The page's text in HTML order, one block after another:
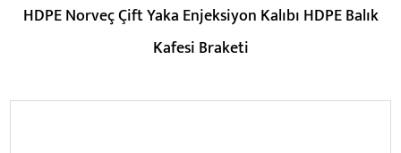
HDPE Norveç Çift Yaka Enjeksiyon Kalıbı HDPE Balık
Kafesi Braketi